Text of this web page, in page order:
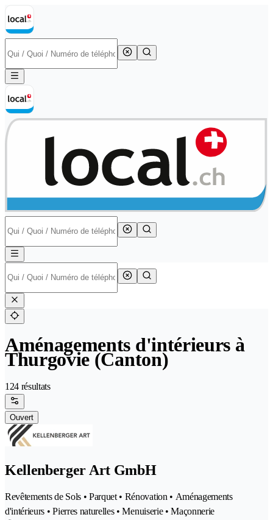
Aménagements d'intérieurs à
Thurgovie (Canton)
124 résultats
Ouvert
Kellenberger Art GmbH
Revêtements de Sols • Parquet • Rénovation • Aménagements
d'intérieurs • Pierres naturelles • Menuiserie • Maçonnerie